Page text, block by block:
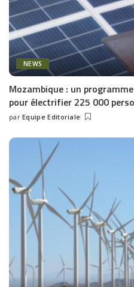
NEWS
Mozambique : un
pour électrifier 225 000
Posted
par Equipe Editoriale